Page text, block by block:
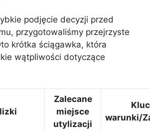
podjęcie decyzji przed
przygotowaliśmy przejrzyste
krótka ściągawka, która
wątpliwości dotyczące
Zalecane
miejsce
utylizacji
warunki/